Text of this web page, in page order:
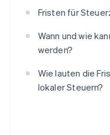
Fristen für
Wann und wie
werden?
Wie lauten die
lokaler Steuern?